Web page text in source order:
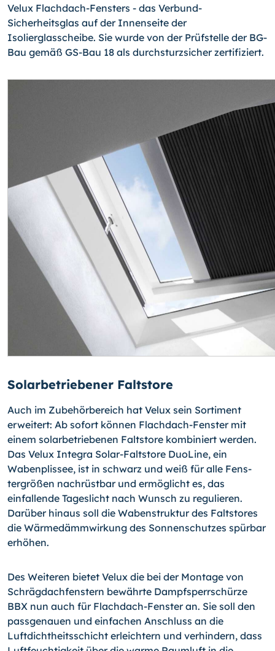
Velux Flachdach-Fensters - das Verbund-
Sicherheitsglas auf der Innenseite der
Isolierglasscheibe. Sie wurde von der Prüfstelle der BG-
Bau gemäß GS-Bau 18 als durchsturzsicher zertifiziert.
Solarbetriebener Faltstore
Auch im Zubehörbereich hat Velux sein Sortiment
erweitert: Ab sofort können Flach­dach-Fenster mit
einem solarbetriebenen Faltstore kombiniert werden.
Das Velux Inte­gra Solar-Faltstore DuoLine, ein
Wabenplissee, ist in schwarz und weiß für alle Fens­
tergrößen nachrüstbar und ermöglicht es, das
einfallende Tageslicht nach Wunsch zu regulieren.
Darüber hinaus soll die Wabenstruktur des Faltstores
die Wärmedämmwir­kung des Sonnenschutzes spürbar
erhöhen.
Des Weiteren bietet Velux die bei der Montage von
Schrägdachfenstern bewährte Dampfsperrschürze
BBX nun auch für Flachdach-Fenster an. Sie soll den
passgenauen und einfachen Anschluss an die
Luftdichtheitsschicht erleichtern und verhindern, dass